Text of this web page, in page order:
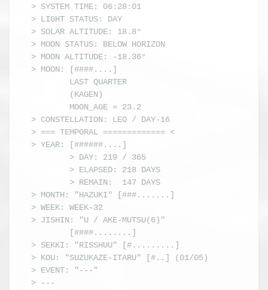
> SYSTEM TIME: 06:28:01
> LIGHT STATUS: DAY
> SOLAR ALTITUDE: 18.8°
> MOON STATUS: BELOW HORIZON
> MOON ALTITUDE: -18.36°
> MOON: [####....]
> CONSTELLATION: LEO / DAY-16
> === TEMPORAL ============= <
> YEAR: [######....]
> MONTH: "HAZUKI" [###.......]
> WEEK: WEEK-32
> JISHIN: "U / AKE-MUTSU(6)"
> SEKKI: "RISSHUU" [#.........]
> KOU: "SUZUKAZE-ITARU" [#..] (01/05)
> EVENT: "---"
> ---